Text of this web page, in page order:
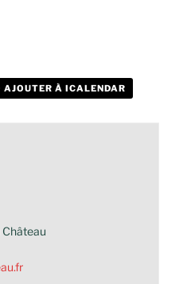
AJOUTER À ICALENDAR
Château